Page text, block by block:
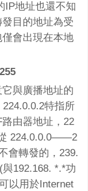
IP地址也還不知
目的地址為受
會出現在本地
與廣播地址的
特指所
由器地址，22
224.0.0.0――2
會轉發的，239.
192.168. *.*功
以用於Internet